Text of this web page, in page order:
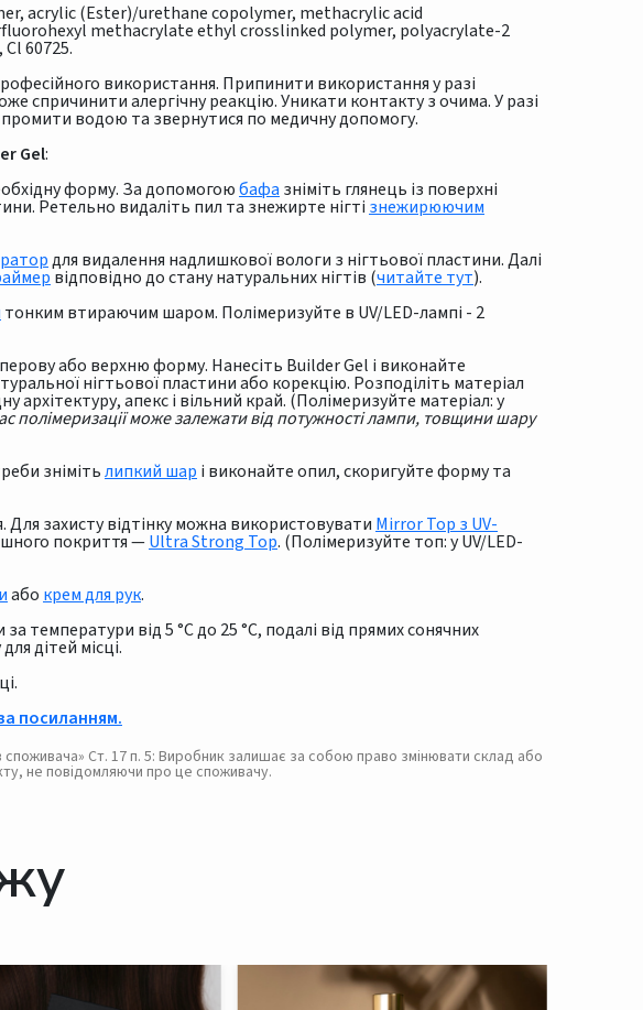
acrylic (Ester)/urethane copolymer, methacrylic acid
methacrylate ethyl crosslinked polymer, polyacrylate-2
60725.
використання. Припинити використання у разі
спричинити алергічну реакцію. Уникати контакту з очима. У разі
водою та звернутися по медичну допомогу.
Gel:
форму. За допомогоюбафа зніміть глянець із поверхні
Ретельно видаліть пил та знежирте нігті знежирюючим
для видалення надлишкової вологи з нігтьової пластини. Далі
відповідно до стану натуральних нігтів (читайте тут).
тонким втираючим шаром. Полімеризуйте в UV/LED-лампі - 2
або верхню форму. Нанесіть Builder Gel і виконайте
нігтьової пластини або корекцію. Розподіліть матеріал
архітектуру, апекс і вільний край. (Полімеризуйте матеріал: у
полімеризації може залежати від потужності лампи, товщини шару
знімітьлипкий шар і виконайте опил, скоригуйте форму та
Для захисту відтінку можна використовувати Mirror Top з UV-
покриття —Ultra Strong Top. (Полімеризуйте топ: у UV/LED-
або крем для рук.
за температури від 5 °C до 25 °C, подалі від прямих сонячних
дітей місці.
посиланням.
споживача» Ст. 17 п. 5: Виробник залишає за собою право змінювати склад або
не повідомляючи про це споживачу.